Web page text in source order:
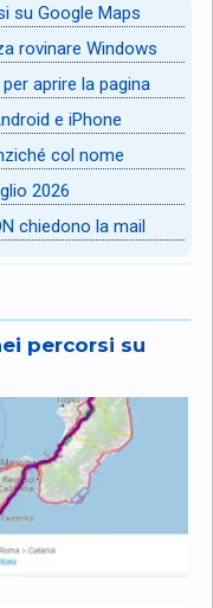
su Google Maps
rovinare Windows
aprire la pagina
e iPhone
col nome
2026
chiedono la mail
percorsi su